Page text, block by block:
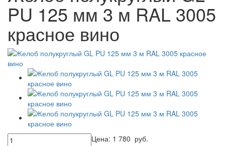
PU 125 мм 3 м RAL 3005
красное вино
Цена: 1 780 руб.